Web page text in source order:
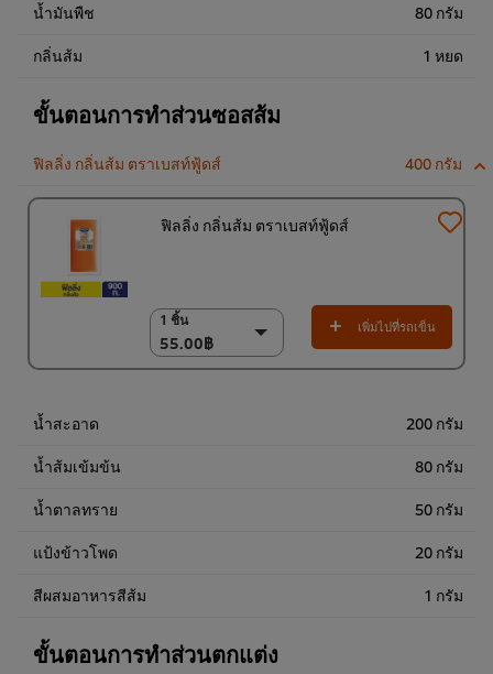
น้ำมันพืช 80 กรัม
กลิ่นส้ม 1 หยด
ขั้นตอนการทำส่วนซอสส้ม
ฟิลลิ่ง กลิ่นส้ม ตราเบสท์ฟู้ดส์ 400 กรัม
ฟิลลิ่ง กลิ่นส้ม ตราเบสท์ฟู้ดส์
1 ชิ้น
55.00฿
1 ชิ้น
55.00฿
(ราคาพิเศษ) แพ็ค 9
เพิ่มไปที่รถเข็น
น้ำสะอาด 200 กรัม
น้ำส้มเข้มข้น 80 กรัม
น้ำตาลทราย 50 กรัม
แป้งข้าวโพด 20 กรัม
สีผสมอาหารสีส้ม 1 กรัม
ขั้นตอนการทำส่วนตกแต่ง